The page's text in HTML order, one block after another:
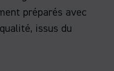
préparés avec
issus du